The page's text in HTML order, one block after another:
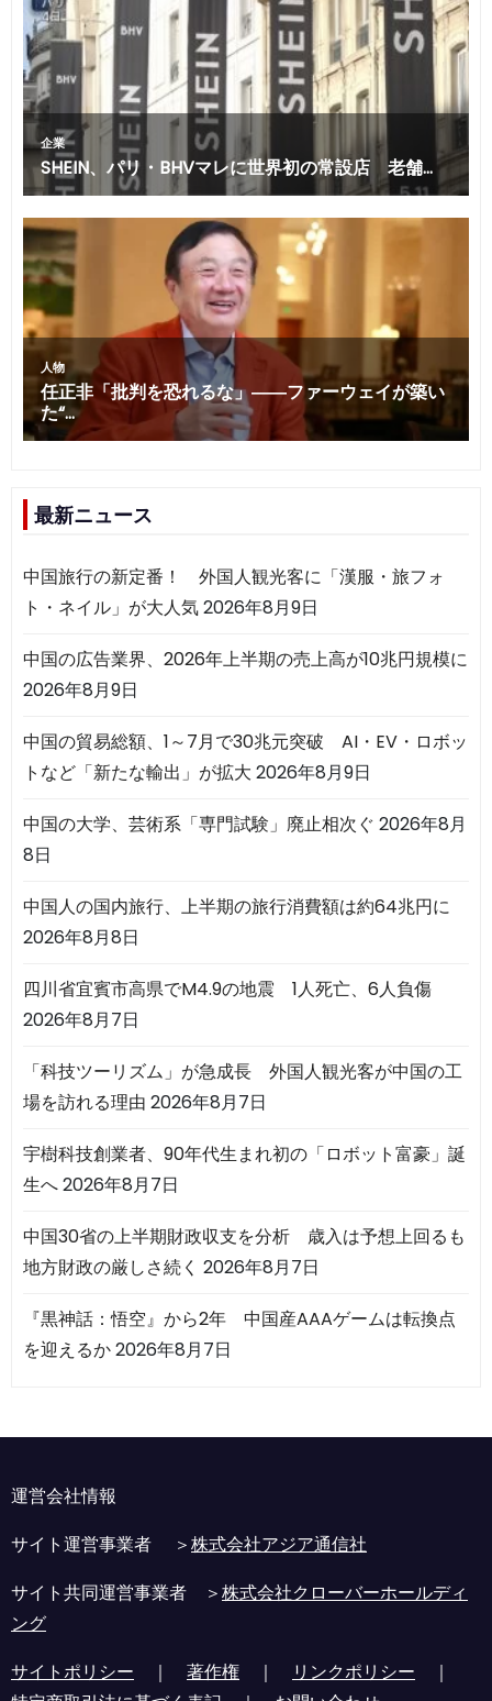
最新ニュース
中国旅行の新定番！ 外国人観光客に「漢服・旅フォ
ト・ネイル」が大人気2026年8月9日
中国の広告業界、2026年上半期の売上高が10兆円規模に
2026年8月9日
中国の貿易総額、1～7月で30兆元突破 AI・EV・ロボッ
トなど「新たな輸出」が拡大 2026年8月9日
中国の大学、芸術系「専門試験」廃止相次ぐ 2026年8月
8日
中国人の国内旅行、上半期の旅行消費額は約64兆円に
2026年8月8日
四川省宜賓市高県でM4.9の地震 1人死亡、6人負傷
2026年8月7日
「科技ツーリズム」が急成長 外国人観光客が中国の工
場を訪れる理由 2026年8月7日
宇樹科技創業者、90年代生まれ初の「ロボット富豪」誕
生へ2026年8月7日
中国30省の上半期財政収支を分析 歳入は予想上回るも
地方財政の厳しさ続く 2026年8月7日
『黒神話：悟空』から2年 中国産AAAゲームは転換点
を迎えるか2026年8月7日
運営会社情報
サイト運営事業者 ＞株式会社アジア通信社
サイト共同運営事業者 ＞株式会社クローバーホールディ
ング
サイトポリシー ｜ 著作権 ｜ リンクポリシー ｜